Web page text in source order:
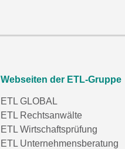
Webseiten der ETL-Gruppe
ETL GLOBAL
ETL Rechtsanwälte
ETL Wirtschaftsprüfung
ETL Unternehmensberatung